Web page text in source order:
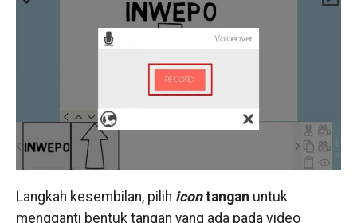
Langkah kesembilan, pilih icontangan untuk
mengganti bentuk tangan yang ada pada video